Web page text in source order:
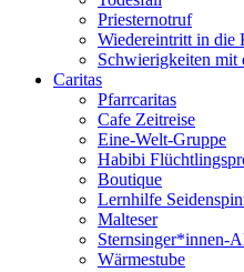
Priesternotruf
Wiedereintritt in die
Schwierigkeiten mit
Caritas
Pfarrcaritas
Cafe Zeitreise
Eine-Welt-Gruppe
Habibi
Boutique
Lernhilfe
Malteser
Sternsinger*innen-
Wärmestube